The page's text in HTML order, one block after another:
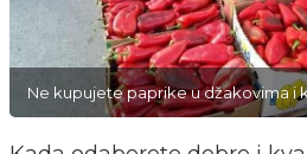
Ne kupujete paprike u džakovima i